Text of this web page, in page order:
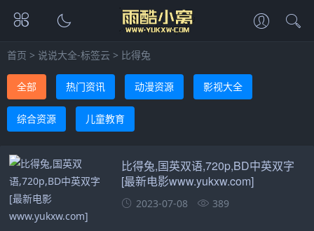
首页 > 说说大全-标签云 > 比得兔
全部 热门资讯 动漫资源 影视大全
综合资源 儿童教育
比得兔,国英双语,720p,BD中英双字
[最新电影www.yukxw.com]
2023-07-08 389